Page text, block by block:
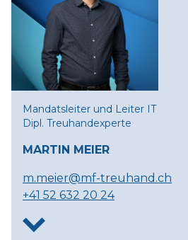
Mandatsleiter und Leiter IT
Dipl. Treuhandexperte
MARTIN MEIER
m.meier@mf-treuhand.ch
+41 52 632 20 24